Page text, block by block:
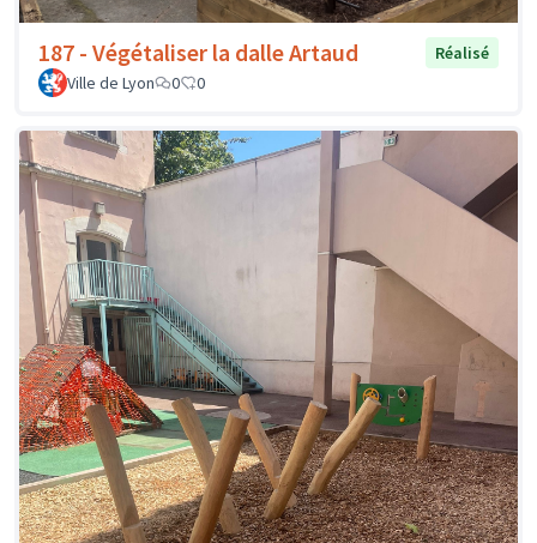
187 - Végétaliser la dalle Artaud
Réalisé
Ville de Lyon
0 0